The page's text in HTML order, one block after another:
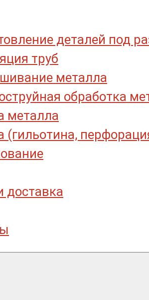
деталей под
труб
металла
обработка
металла
(гильотина,
доставка